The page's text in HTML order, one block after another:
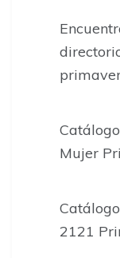
Mujer
2121